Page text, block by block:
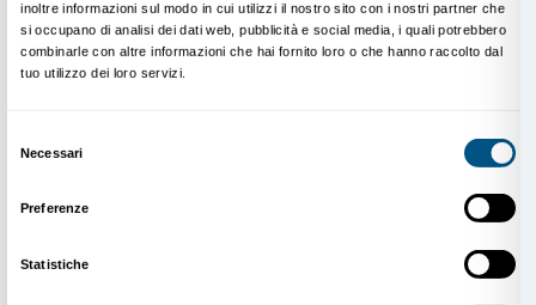
1. Monitoraggio attivo: i canali social sono
per identificare eventuali violazioni della presente
policy;
: incoraggiamo
comunità a segnalare contenuti o comportamenti
attraverso gli strumenti forniti dalle piattaforme